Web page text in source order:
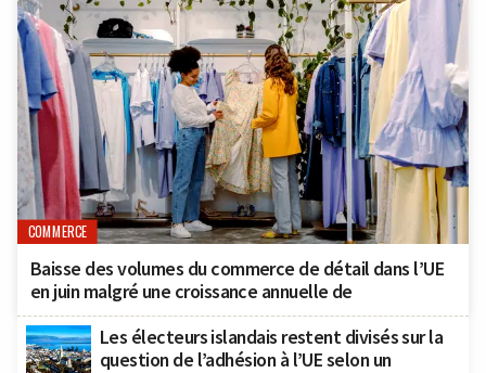
COMMERCE
Baisse des volumes du commerce de détail dans l’UE
en juin malgré une croissance annuelle de
Les électeurs islandais restent divisés sur la
question de l’adhésion à l’UE selon un